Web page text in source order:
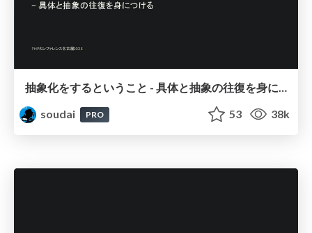
抽象化をするということ - 具体と抽象の往復を身につける / Abstraction and concretization
soudai
PRO 53 38k